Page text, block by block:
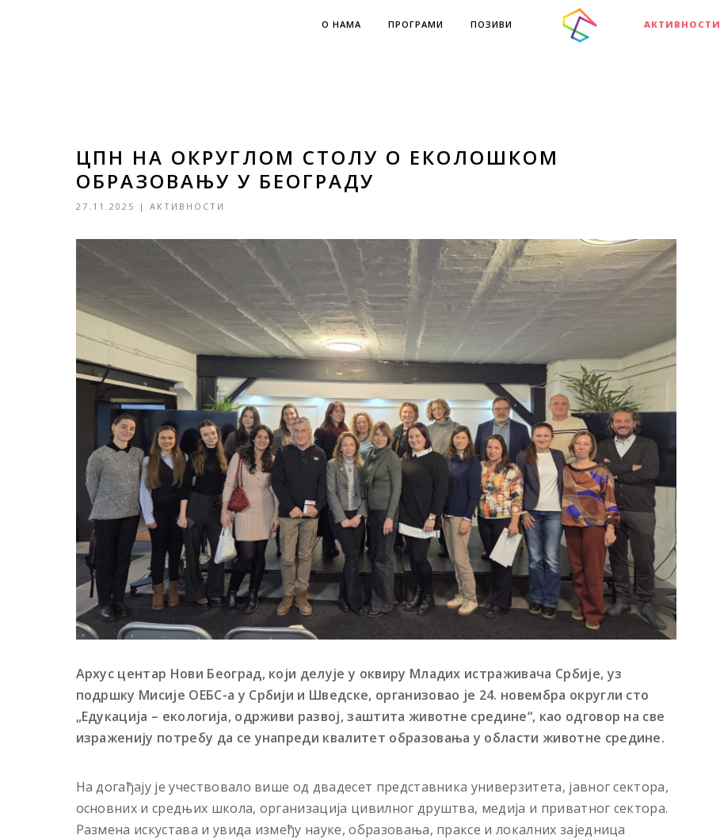
О НАМА ПРОГРАМИ ПОЗИВИ АКТИВНОСТИ
ЦПН НА ОКРУГЛОМ СТОЛУ O ЕКОЛОШКОМ
ОБРАЗОВАЊУ У БЕОГРАДУ
27.11.2025 | АКТИВНОСТИ
Архус центар Нови Београд, који делује у оквиру Младих истраживача Србије, уз
подршку Мисије ОЕБС-а у Србији и Шведске, организовао је 24. новембра округли сто
„Едукација – екологија, одрживи развој, заштита животне средине“, као одговор на све
израженију потребу да се унапреди квалитет образовања у области животне средине.
На догађају је учествовало више од двадесет представника универзитета, јавног сектора,
основних и средњих школа, организација цивилног друштва, медија и приватног сектора.
Размена искустава и увида између науке, образовања, праксе и локалних заједница